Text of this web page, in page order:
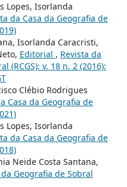
Lopes, Isorlanda
da Casa da Geografia de
Isorlanda Caracristi,
Editorial , Revista da
(RCGS): v. 18 n. 2 (2016):
Clébio Rodrigues
Casa da Geografia de
Lopes, Isorlanda
da Casa da Geografia de
Neide Costa Santana,
Geografia de Sobral